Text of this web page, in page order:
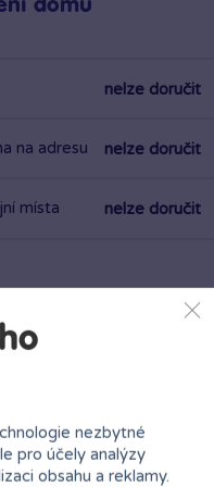
domů
nelze doručit
na adresu nelze doručit
místa nelze doručit
nelze doručit
nelze doručit
nezbytné
pro účely analýzy
obsahu a reklamy.